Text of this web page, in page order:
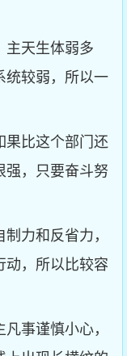
主天生体弱多
统较弱，所以一
果比这个部门还
强，只要奋斗努
力和反省力，
动，所以比较容
事谨慎小心，